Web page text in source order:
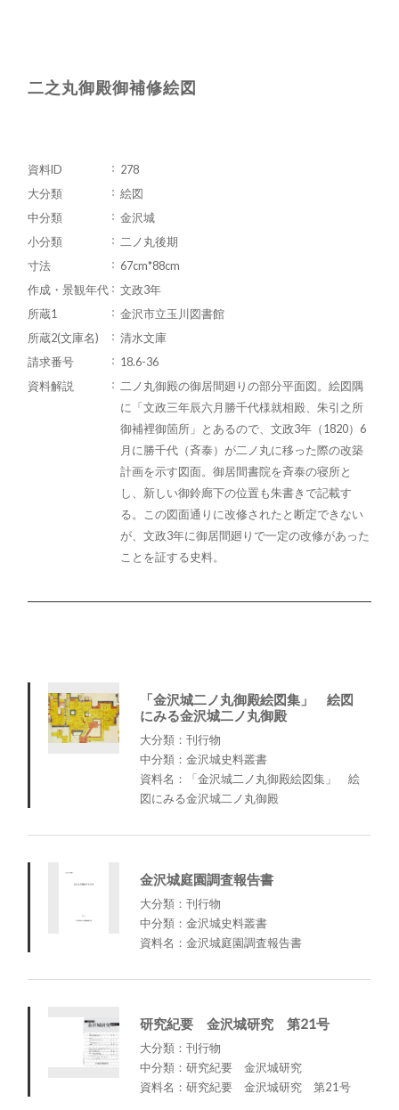
二之丸御殿御補修絵図
資料ID
278
大分類
絵図
中分類
金沢城
小分類
二ノ丸後期
寸法
67cm*88cm
作成・景観年代
文政3年
所蔵1
金沢市立玉川図書館
所蔵2(文庫名)
清水文庫
請求番号
18.6-36
資料解説
二ノ丸御殿の御居間廻りの部分平面図。絵図隅
に「文政三年辰六月勝千代様就相殿、朱引之所
御補裡御箇所」とあるので、文政3年（1820）6
月に勝千代（斉泰）が二ノ丸に移った際の改築
計画を示す図面。御居間書院を斉泰の寝所と
し、新しい御鈴廊下の位置も朱書きで記載す
る。この図面通りに改修されたと断定できない
が、文政3年に御居間廻りで一定の改修があった
ことを証する史料。
「金沢城二ノ丸御殿絵図集」 絵図
にみる金沢城二ノ丸御殿
大分類：刊行物
中分類：金沢城史料叢書
資料名：「金沢城二ノ丸御殿絵図集」 絵
図にみる金沢城二ノ丸御殿
金沢城庭園調査報告書
大分類：刊行物
中分類：金沢城史料叢書
資料名：金沢城庭園調査報告書
研究紀要 金沢城研究 第21号
大分類：刊行物
中分類：研究紀要 金沢城研究
資料名：研究紀要 金沢城研究 第21号